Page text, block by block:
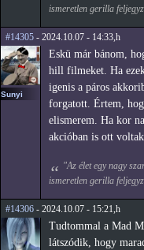
ismeretlen gerilla
#14305 - 2024.10.07 - 14:33,h
Sunyi
Eskü már bánom,
hill filmeket. Ha
igenis a páros
forgatott. Értem,
elismerem. Ha kor
akcióban is ott
"Az élet egy nagy
ismeretlen gerilla
#14306 - 2024.10.07 - 15:21,h
Tudtommal a Mad
látszódik, hogy